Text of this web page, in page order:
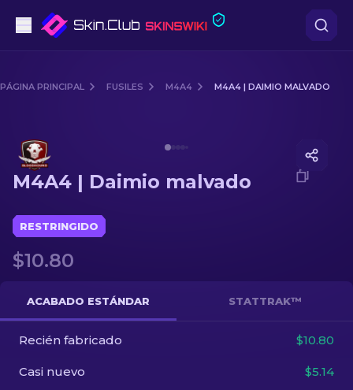
Fusiles
Fusiles de Francotirador
Cuchillos
Guantes
Cajas
Otro
PÁGINA PRINCIPAL FUSILES M4A4 M4A4 | DAIMIO MALVADO
M4A4 | Daimio malvado
RESTRINGIDO
$10.80
ACABADO ESTÁNDAR STATTRAK™
Recién fabricado $10.80
Casi nuevo $5.14